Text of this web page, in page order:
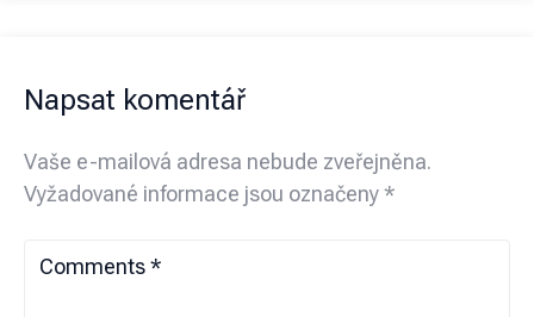
Napsat komentář
Vaše e-mailová adresa nebude zveřejněna.
Vyžadované informace jsou označeny*